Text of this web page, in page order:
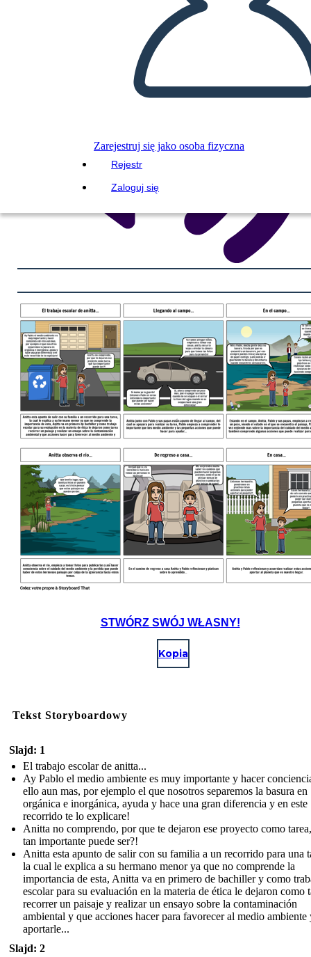
Zarejestruj się jako osoba fizyczna
Rejestr
Zaloguj się
STWÓRZ SWÓJ WŁASNY!
Kopia
Tekst Storyboardowy
Slajd: 1
El trabajo escolar de anitta...
Ay Pablo el medio ambiente es muy importante y hacer
ello aun mas, por ejemplo el que nosotros separemos la basura en
orgánica e inorgánica, ayuda y hace una gran diferencia y en este
recorrido te lo explicare!
Anitta no comprendo, por que te dejaron ese proyecto como
tan importante puede ser?!
Anitta esta apunto de salir con su familia a un recorrido para una
la cual le explica a su hermano menor ya que no comprende la
importancia de esta, Anitta va en primero de bachiller y como
escolar para su evaluación en la materia de ética le dejaron como
recorrer un paisaje y realizar un ensayo sobre la contaminación
ambiental y que acciones hacer para favorecer al medio ambiente
aportarle...
Slajd: 2